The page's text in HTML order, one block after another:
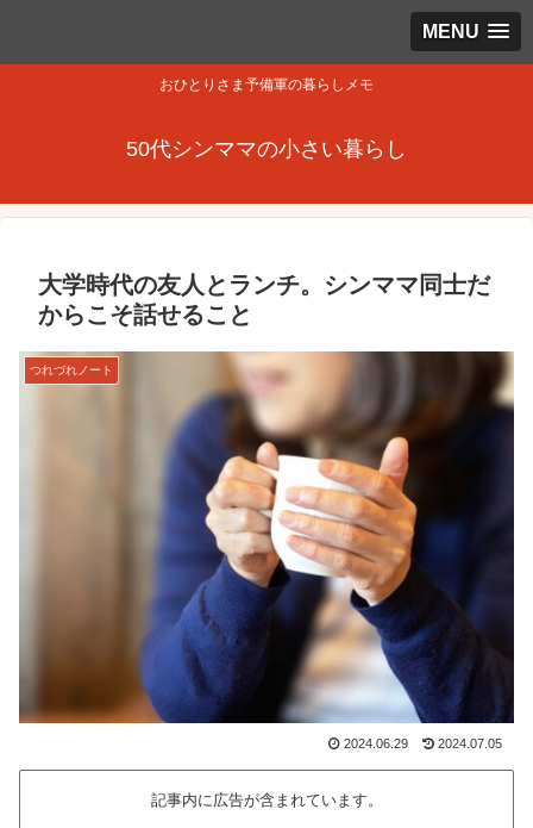
MENU
おひとりさま予備軍の暮らしメモ
50代シンママの小さい暮らし
大学時代の友人とランチ。シンママ同士だ
からこそ話せること
つれづれノート
2024.06.29 2024.07.05
記事内に広告が含まれています。